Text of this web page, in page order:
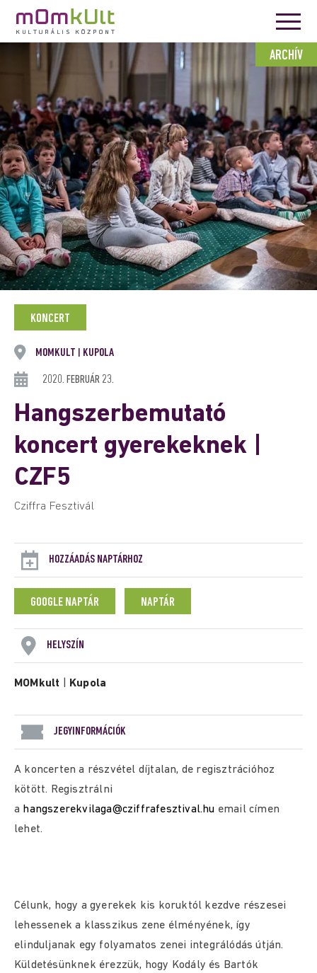
ARCHÍV
KONCERT
MOMKULT KUPOLA
2020. FEBRUÁR 23.
Hangszerbemutató
koncert gyerekeknek |
CZF5
Cziffra Fesztivál
HOZZÁADÁS NAPTÁRHOZ
GOOGLE NAPTÁR NAPTÁR
HELYSZÍN
MOMkult Kupola
JEGYINFORMÁCIÓK
A koncerten a részvétel díjtalan, de regisztrációhoz
kötött. Regisztrálni
a hangszerekvilaga@cziffrafesztival.hu email címen
lehet.
Célunk, hogy a gyerekek kis koruktól kezdve részesei
lehessenek a klasszikus zene élményének, így
elinduljanak egy folyamatos zenei integrálódás útján.
Küldetésünknek érezzük, hogy Kodály és Bartók